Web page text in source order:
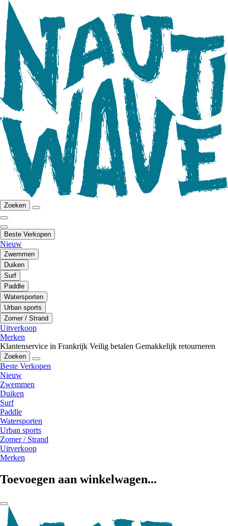
Zoeken
Beste Verkopen
Nieuw
Zwemmen
Duiken
Surf
Paddle
Watersporten
Urban sports
Zomer / Strand
Uitverkoop
Merken
Klantenservice in Frankrijk Veilig betalen Gemakkelijk retourneren
Zoeken
Beste Verkopen
Nieuw
Zwemmen
Duiken
Surf
Paddle
Watersporten
Urban sports
Zomer / Strand
Uitverkoop
Merken
Toevoegen aan winkelwagen...